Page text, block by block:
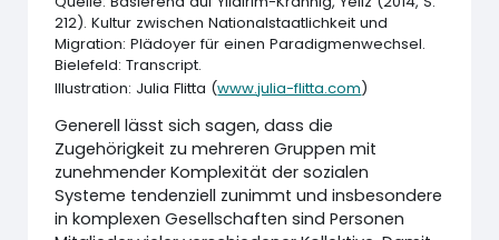
212). Kultur zwischen Nationalstaatlichkeit und
Migration: Plädoyer für einen Paradigmenwechsel.
Bielefeld: Transcript.
Illustration: Julia Flitta (www.julia-flitta.com)
Generell lässt sich sagen, dass die
Zugehörigkeit zu mehreren Gruppen mit
zunehmender Komplexität der sozialen
Systeme tendenziell zunimmt und insbesondere
in komplexen Gesellschaften sind Personen